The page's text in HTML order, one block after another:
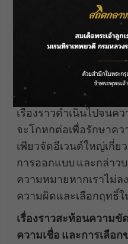
พิชชา
เด็
ศิลปินในเกาหลี เดินทา
จิ้นในวัยเด็ก ซึ่งก็คือเพีย
ปีเตอร์
ใช้ไพ่ภาพในการทำนา
ฤทธิ์” ที่เขาเฝ้ารอคือค
เรื่องราวดำเนินไปจนค
จะโกหกต่อเพื่อรักษาค
เพียวจัดอีเวนต์ใหญ่เกี่ย
การออกแบบ และกล่าว
ความหมายหากเราไม่ล
ความผิดและเลือกฤทธิ์
เรื่องราวสะท้อนความ
ความเชื่อ และการเลือ